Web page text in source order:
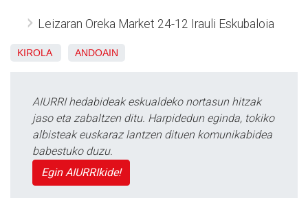
Leizaran Oreka Market 24-12 Irauli Eskubaloia
KIROLA ANDOAIN
AIURRI hedabideak eskualdeko nortasun hitzak
jaso eta zabaltzen ditu. Harpidedun eginda, tokiko
albisteak euskaraz lantzen dituen komunikabidea
babestuko duzu.
Egin AIURRIkide!